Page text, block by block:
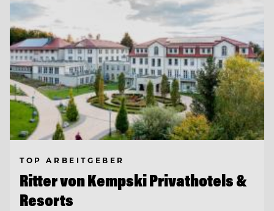
TOP ARBEITGEBER
Ritter von Kempski Privathotels &
Resorts